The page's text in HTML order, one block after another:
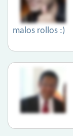
malos rollos :)